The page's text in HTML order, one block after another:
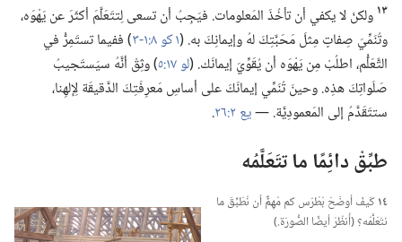
١٣ ولكنْ لا يكفي أن تأخُذَ المَعلومات.‏ فيَجِبُ أن تسعى لِتتَعَلَّمَ أكثَرَ عن يَهْوَه،‏
وتُنَمِّيَ صِفاتٍ مِثلَ مَحَبَّتِكَ لهُ وإيمانِكَ به.‏ (‏١ كو ٨:‏١-‏٣
‏)‏ ففيما تستَمِرُّ في
التَّعَلُّم،‏ اطلُبْ مِن يَهْوَه أن يُقَوِّيَ إيمانَك.‏ (‏لو ١٧:‏٥
‏)‏ وثِقْ أنَّهُ سيَستَجيبُ
صَلَواتِكَ هذِه.‏ وحينَ تُنَمِّي إيمانَكَ على أساسِ مَعرِفَتِكَ الدَّقيقَة لِإلهِنا،‏
ستتَقَدَّمُ إلى المَعمودِيَّة.‏ —‏يع ٢:‏٢٦ ‏.‏
طبِّقْ دائِمًا ما تتَعَلَّمُه
١٤كَيفَ أوضَحَ بُطْرُس كم مُهِمٌّ أن نُطَبِّقَ ما
نتَعَلَّمُه؟‏ (‏أُنظُرْ أيضًا الصُّورَة.‏)‏